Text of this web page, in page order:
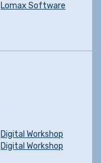
Lomax Software
Digital Workshop
Digital Workshop